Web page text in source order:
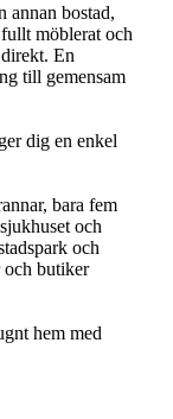
annan bostad,
möblerat och
En
till gemensam
dig en enkel
bara fem
och
och
och butiker
hem med